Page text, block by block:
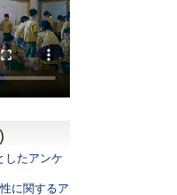
したアンケ
に関するア